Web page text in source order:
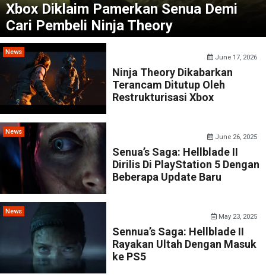
Xbox Diklaim Pamerkan Senua Demi
Cari Pembeli Ninja Theory
News
June 17, 2026
Ninja Theory Dikabarkan
Terancam Ditutup Oleh
Restrukturisasi Xbox
News
June 26, 2025
Senua’s Saga: Hellblade II
Dirilis Di PlayStation 5 Dengan
Beberapa Update Baru
News
May 23, 2025
Sennua’s Saga: Hellblade II
Rayakan Ultah Dengan Masuk
ke PS5